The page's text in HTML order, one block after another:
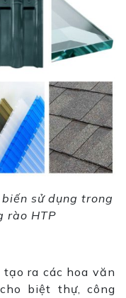
sử dụng trong
rào HTP
tạo ra các hoa văn
biệt thự, công